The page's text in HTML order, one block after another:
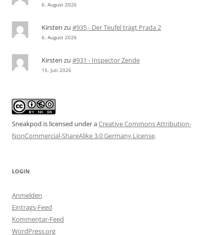
6. August 2026
Kirsten zu #935 - Der Teufel trägt Prada 2
6. August 2026
Kirsten zu #931 - Inspector Zende
15. Juli 2026
Sneakpod is licensed under aCreative Commons Attribution-
NonCommercial-ShareAlike 3.0 Germany License.
LOGIN
Anmelden
Eintrags-Feed
Kommentar-Feed
WordPress.org